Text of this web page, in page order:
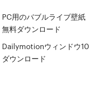
PC用のバブルライブ壁紙
無料ダウンロード
Dailymotionウィンドウ10
ダウンロード